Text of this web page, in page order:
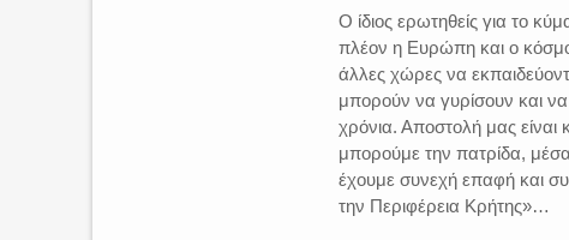
Ο ίδιος ερωτηθείς για το
πλέον η Ευρώπη και ο κόσμος
άλλες χώρες να
μπορούν να γυρίσουν και
χρόνια. Αποστολή μας
μπορούμε την πατρίδα,
έχουμε συνεχή επαφή και
την Περιφέρεια Κρήτης»…